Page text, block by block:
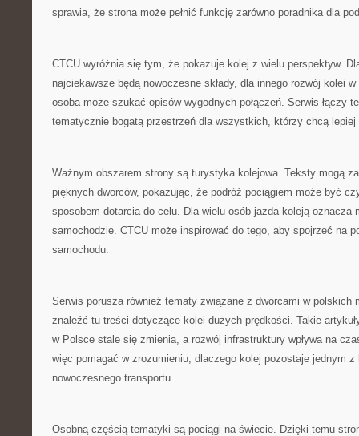
sprawia, że strona może pełnić funkcję zarówno poradnika dla
CTCU wyróżnia się tym, że pokazuje kolej z wielu perspektyw.
najciekawsze będą nowoczesne składy, dla innego rozwój kolei
osoba może szukać opisów wygodnych połączeń. Serwis łączy
tematycznie bogatą przestrzeń dla wszystkich, którzy chcą
Ważnym obszarem strony są turystyka kolejowa. Teksty mogą
pięknych dworców, pokazując, że podróż pociągiem może być
sposobem dotarcia do celu. Dla wielu osób jazda koleją oznacza
samochodzie. CTCU może inspirować do tego, aby spojrzeć na
samochodu.
Serwis porusza również tematy związane z dworcami w polskich
znaleźć tu treści dotyczące kolei dużych prędkości. Takie
w Polsce stale się zmienia, a rozwój infrastruktury wpływa na
więc pomagać w zrozumieniu, dlaczego kolej pozostaje jednym
nowoczesnego transportu.
Osobną częścią tematyki są pociągi na świecie. Dzięki temu